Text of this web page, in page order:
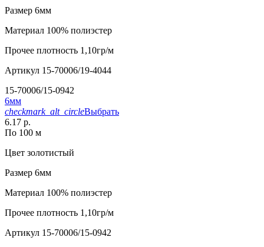
Размер 6мм
Материал 100% полиэстер
Прочее плотность 1,10гр/м
Артикул 15-70006/19-4044
15-70006/15-0942
6мм
checkmark_alt_circleВыбрать
6.17 р.
По 100 м
Цвет золотистый
Размер 6мм
Материал 100% полиэстер
Прочее плотность 1,10гр/м
Артикул 15-70006/15-0942